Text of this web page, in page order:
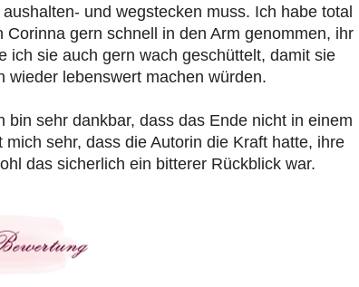
und wegstecken muss. Ich habe total
gern schnell in den Arm genommen, ihr
ich sie auch gern wach geschüttelt, damit sie
wieder lebenswert machen würden.
sehr dankbar, dass das Ende nicht in einem
sehr, dass die Autorin die Kraft hatte, ihre
das sicherlich ein bitterer Rückblick war.